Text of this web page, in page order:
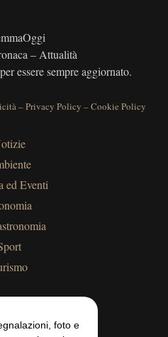
– Attualità
essere sempre aggiornato.
–Privacy Policy –Cookie Policy
ed Eventi
foto e